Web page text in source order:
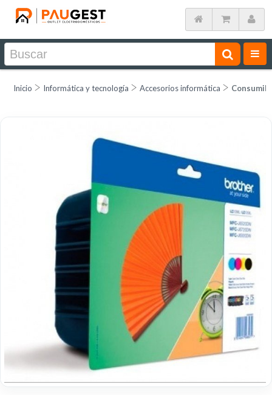
Inicio Informática y tecnología Accesorios informática